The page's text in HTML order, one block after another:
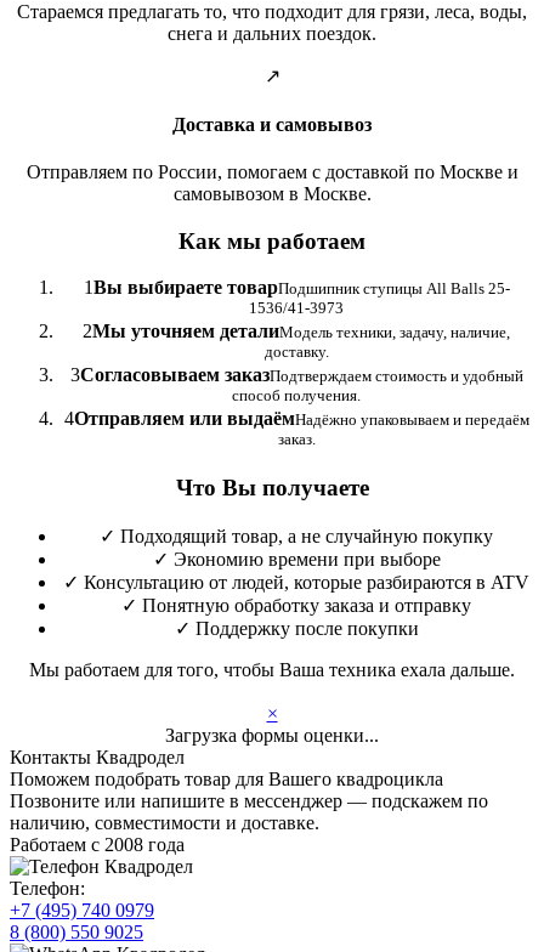
Стараемся предлагать то, что подходит для грязи, леса, воды,
снега и дальних поездок.
↗
Доставка и самовывоз
Отправляем по России, помогаем с доставкой по Москве и
самовывозом в Москве.
Как мы работаем
1Вы выбираете товарПодшипник ступицы All Balls 25-
1536/41-3973
2Мы уточняем деталиМодель техники, задачу, наличие,
доставку.
3Согласовываем заказПодтверждаем стоимость и удобный
способ получения.
4Отправляем или выдаёмНадёжно упаковываем и передаём
заказ.
Что Вы получаете
✓ Подходящий товар, а не случайную покупку
✓ Экономию времени при выборе
✓ Консультацию от людей, которые разбираются в ATV
✓ Понятную обработку заказа и отправку
✓ Поддержку после покупки
Мы работаем для того, чтобы Ваша техника ехала дальше.
×
Загрузка формы оценки...
Контакты Квадродел
Поможем подобрать товар для Вашего квадроцикла
Позвоните или напишите в мессенджер — подскажем по
наличию, совместимости и доставке.
Работаем с 2008 года
Телефон:
+7 (495) 740 0979
8 (800) 550 9025